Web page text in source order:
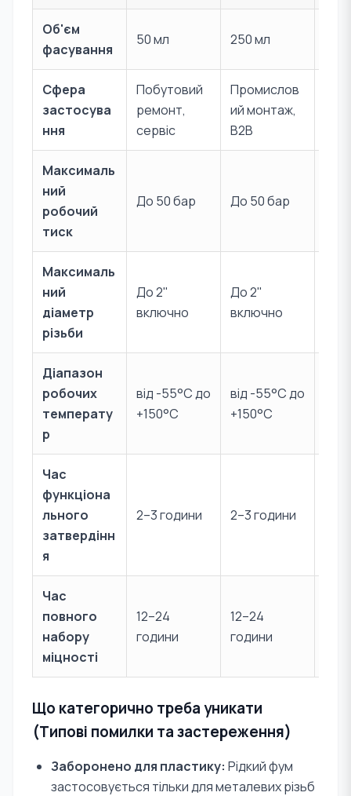
Об'єм
фасування
50 мл 250 мл
Сфера
застосува
ння
Побутовий
ремонт,
сервіс
Промислов
ий монтаж,
B2B
Максималь
ний
робочий
тиск
До 50 бар До 50 бар
Максималь
ний
діаметр
різьби
До 2"
включно
До 2"
включно
Діапазон
робочих
температу
р
від -55°C до
+150°C
від -55°C до
+150°C
Час
функціона
льного
затвердінн
я
2–3 години 2–3 години
Час
повного
набору
міцності
12–24
години
12–24
години
Що категорично треба уникати
(Типові помилки та застереження)
Заборонено для пластику: Рідкий фум
застосовується тільки для металевих різьб